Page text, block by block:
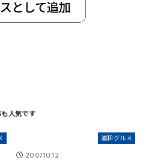
浦和グルメ
2007.10.12